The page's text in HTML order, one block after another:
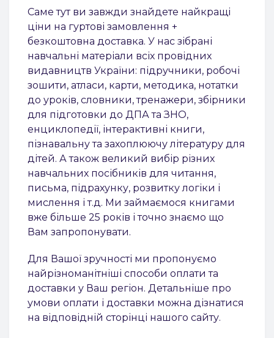
Саме тут ви завжди знайдете найкращі
ціни на гуртові замовлення +
безкоштовна доставка. У нас зібрані
навчальні матеріали всіх провідних
видавництв України: підручники, робочі
зошити, атласи, карти, методика, нотатки
до уроків, словники, тренажери, збірники
для підготовки до ДПА та ЗНО,
енциклопедії, інтерактивні книги,
пізнавальну та захоплюючу літературу для
дітей. А також великий вибір різних
навчальних посібників для читання,
письма, підрахунку, розвитку логіки і
мислення і т.д. Ми займаємося книгами
вже більше 25 років і точно знаємо що
Вам запропонувати.
Для Вашої зручності ми пропонуємо
найрізноманітніші способи оплати та
доставки у Ваш регіон. Детальніше про
умови оплати і доставки можна дізнатися
на відповідній сторінці нашого сайту.